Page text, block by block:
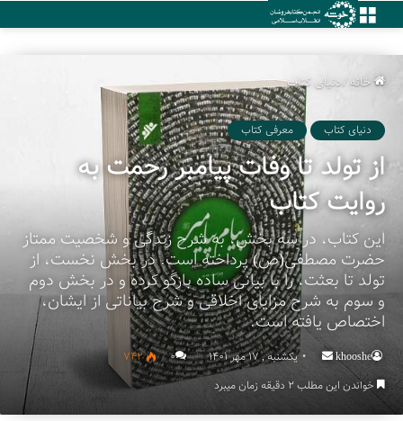
منو
خانه/دنیای کتاب
دنیای کتاب معرفی کتاب
از تولد تا وفات پیامبر رحمت به
روایت کتاب
این کتاب، در سه بخش، به شرح زندگی و شخصیت ممتاز
حضرت مصطفی(ص) پرداخته است. در بخش نخست، از
تولد تا بعثت، را با بیانی ساده بازگو کرده و در بخش دوم
و سوم به شرح مزایای اخلاقی و شرح بیاناتی از ایشان،
اختصاص یافته است.
khooshe
Send
an
یکشنبه , 17 مهر 1401 ۰
742
خواندن این مطلب 2 دقیقه زمان میبرد